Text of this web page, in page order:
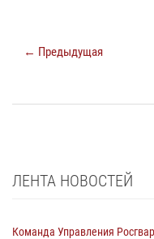
← Предыдущая
ЛЕНТА НОВОСТЕЙ
Команда Управления